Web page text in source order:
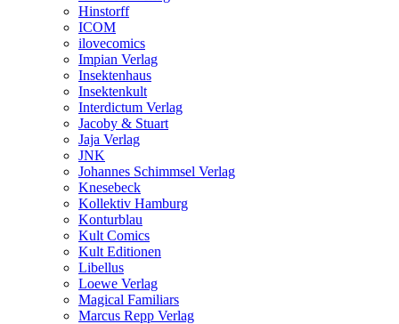
Hinstorff
ICOM
ilovecomics
Impian Verlag
Insektenhaus
Insektenkult
Interdictum Verlag
Jacoby & Stuart
Jaja Verlag
JNK
Johannes Schimmsel Verlag
Knesebeck
Kollektiv Hamburg
Konturblau
Kult Comics
Kult Editionen
Libellus
Loewe Verlag
Magical Familiars
Marcus Repp Verlag